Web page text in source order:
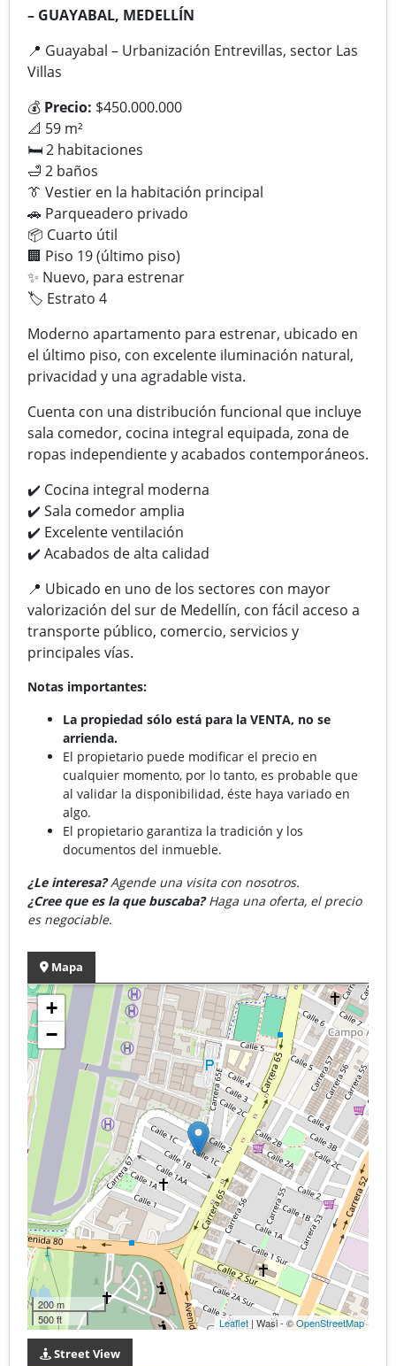
– GUAYABAL, MEDELLÍN
📍 Guayabal – Urbanización Entrevillas, sector Las
Villas
💰 Precio: $450.000.000
📐 59 m²
🛏️ 2 habitaciones
🛁 2 baños
👔 Vestier en la habitación principal
🚗 Parqueadero privado
📦 Cuarto útil
🏢 Piso 19 (último piso)
✨ Nuevo, para estrenar
🏷 ️ Estrato 4
Moderno apartamento para estrenar, ubicado en
el último piso, con excelente iluminación natural,
privacidad y una agradable vista.
Cuenta con una distribución funcional que incluye
sala comedor, cocina integral equipada, zona de
ropas independiente y acabados contemporáneos.
✔️ Cocina integral moderna
✔️ Sala comedor amplia
✔️ Excelente ventilación
✔️ Acabados de alta calidad
📍 Ubicado en uno de los sectores con mayor
valorización del sur de Medellín, con fácil acceso a
transporte público, comercio, servicios y
principales vías.
Notas importantes:
La propiedad sólo está para la VENTA, no se
arrienda.
El propietario puede modificar el precio en
cualquier momento, por lo tanto, es probable que
al validar la disponibilidad, éste haya variado en
algo.
El propietario garantiza la tradición y los
documentos del inmueble.
¿Le interesa?Agende una visita con nosotros.
¿Cree que es la que buscaba?Haga una oferta, el precio
es negociable.
Mapa
+
−
200 m
500 ft
Leaflet | Wasi - ©OpenStreetMap
Street View